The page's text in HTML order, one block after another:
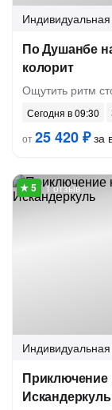
Индивидуальная
По Душанбе
колорит
Ощутить ритм
Сегодня в 09:30
от25 420 ₽за
1 отзыв
Индивидуальная
Приключение
Искандеркуль